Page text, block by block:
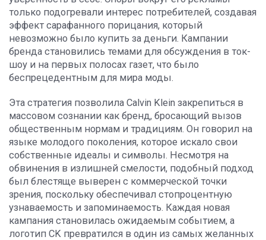
только подогревали интерес потребителей, создавая
эффект сарафанного порицания, который
невозможно было купить за деньги. Кампании
бренда становились темами для обсуждения в ток-
шоу и на первых полосах газет, что было
беспрецедентным для мира моды.
Эта стратегия позволила Calvin Klein закрепиться в
массовом сознании как бренд, бросающий вызов
общественным нормам и традициям. Он говорил на
языке молодого поколения, которое искало свои
собственные идеалы и символы. Несмотря на
обвинения в излишней смелости, подобный подход
был блестяще выверен с коммерческой точки
зрения, поскольку обеспечивал стопроцентную
узнаваемость и запоминаемость. Каждая новая
кампания становилась ожидаемым событием, а
логотип CK превратился в один из самых желанных